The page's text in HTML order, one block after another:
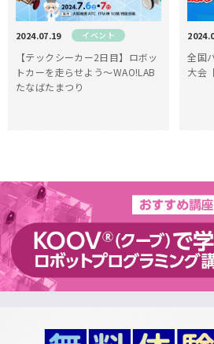
2024.07.19 イベント
【テックシーカー2日目】ロボッ
トカーを走らせよう〜WAO!LAB
たなばたまつり
全国
大会